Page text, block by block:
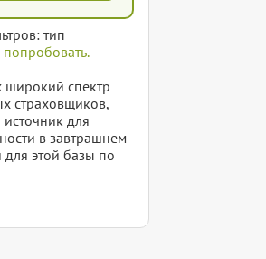
тип
спектр
страховщиков,
для
в завтрашнем
для этой базы по